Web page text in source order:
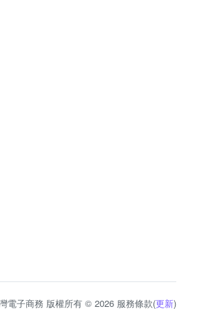
電子商務 版權所有 © 2026 服務條款(更新)